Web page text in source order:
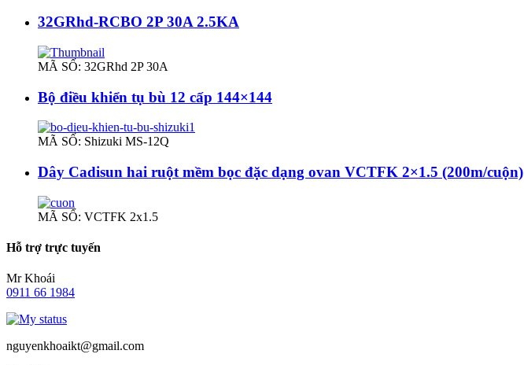
32GRhd-RCBO 2P 30A 2.5KA
MÃ SỐ: 32GRhd 2P 30A
Bộ điều khiển tụ bù 12 cấp 144×144
MÃ SỐ: Shizuki MS-12Q
Dây Cadisun hai ruột mềm bọc đặc dạng ovan VCTFK 2×1.5 (200m/cuộn)
MÃ SỐ: VCTFK 2x1.5
Hỗ trợ trực tuyến
Mr Khoái
0911 66 1984
nguyenkhoaikt@gmail.com